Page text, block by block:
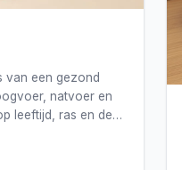
van een gezond
natvoer en
leeftijd, ras en de